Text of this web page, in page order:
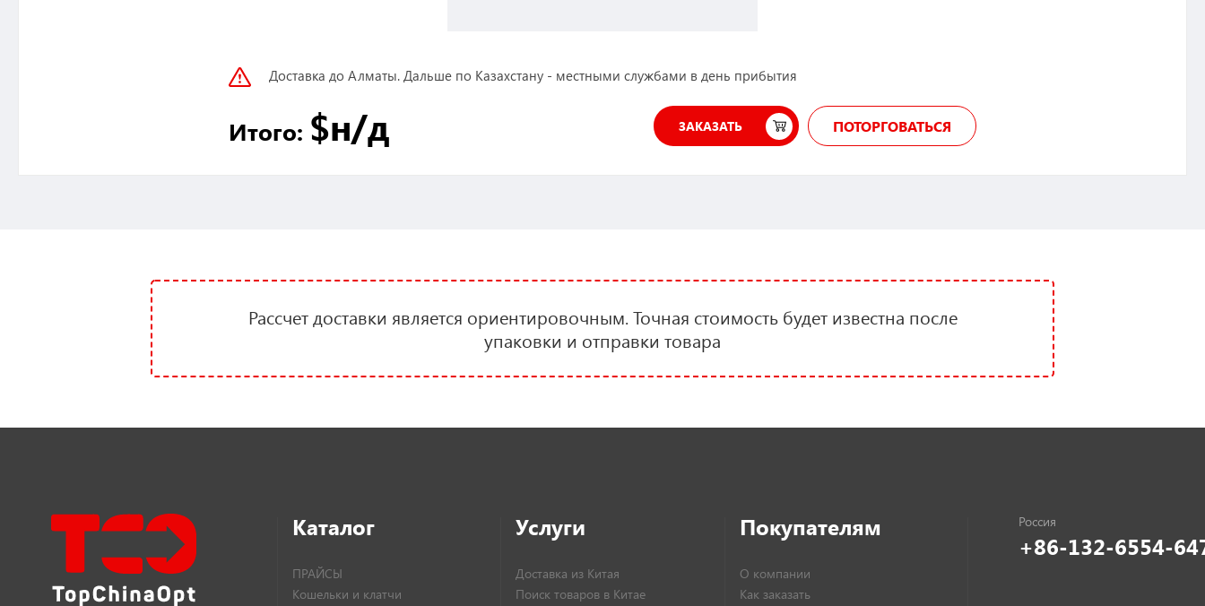
Доставка до Алматы. Дальше по Казахстану - местными службами в день прибытия
Итого: $н/д ЗАКАЗАТЬ ПОТОРГОВАТЬСЯ
Рассчет доставки является ориентировочным. Точная стоимость будет известна после
упаковки и отправки товара
Каталог
ПРАЙСЫ
Кошельки и клатчи
Услуги
Доставка из Китая
Поиск товаров в Китае
Покупателям
О компании
Как заказать
+86-132-6554-